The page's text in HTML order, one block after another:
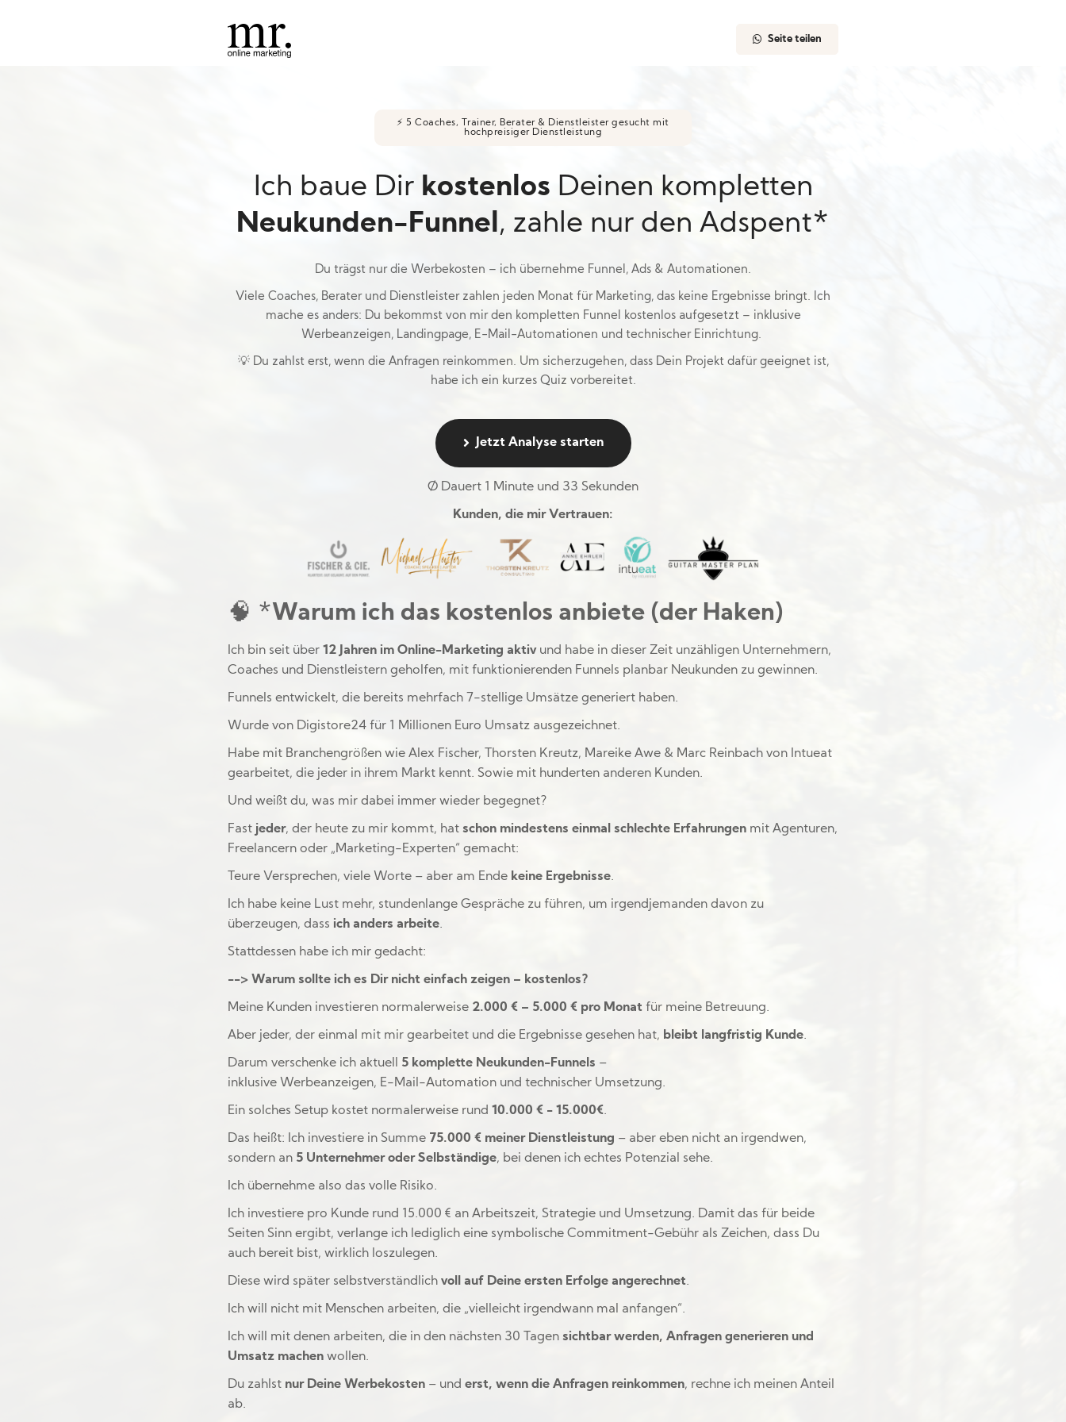
Seite teilen
⚡ 5 Coaches, Trainer, Berater & Dienstleister gesucht mit
hochpreisiger Dienstleistung
Ich baue Dir kostenlos Deinen kompletten
Neukunden-Funnel, zahle nur den Adspent*
Du trägst nur die Werbekosten – ich übernehme Funnel, Ads & Automationen.
Viele Coaches, Berater und Dienstleister zahlen jeden Monat für Marketing, das keine Ergebnisse bringt. Ich
mache es anders: Du bekommst von mir den kompletten Funnel kostenlos aufgesetzt – inklusive
Werbeanzeigen, Landingpage, E-Mail-Automationen und technischer Einrichtung.
💡 Du zahlst erst, wenn die Anfragen reinkommen. Um sicherzugehen, dass Dein Projekt dafür geeignet ist,
habe ich ein kurzes Quiz vorbereitet.
Jetzt Analyse starten
Ø Dauert 1 Minute und 33 Sekunden
Kunden, die mir Vertrauen:
🧠 *Warum ich das kostenlos anbiete (der Haken)
Ich bin seit über 12 Jahren im Online-Marketing aktivund habe in dieser Zeit unzähligen Unternehmern,
Coaches und Dienstleistern geholfen, mit funktionierenden Funnels planbar Neukunden zu gewinnen.
Funnels entwickelt, die bereits mehrfach 7-stellige Umsätze generiert haben.
Wurde von Digistore24 für 1 Millionen Euro Umsatz ausgezeichnet.
Habe mit Branchengrößen wie Alex Fischer, Thorsten Kreutz, Mareike Awe & Marc Reinbach von Intueat
gearbeitet, die jeder in ihrem Markt kennt. Sowie mit hunderten anderen Kunden.
Und weißt du, was mir dabei immer wieder begegnet?
Fast jeder, der heute zu mir kommt, hat schon mindestens einmal schlechte Erfahrungen mit Agenturen,
Freelancern oder „Marketing-Experten“ gemacht:
Teure Versprechen, viele Worte – aber am Ende keine Ergebnisse.
Ich habe keine Lust mehr, stundenlange Gespräche zu führen, um irgendjemanden davon zu
überzeugen, dass ich anders arbeite.
Stattdessen habe ich mir gedacht:
--> Warum sollte ich es Dir nicht einfach zeigen – kostenlos?
Meine Kunden investieren normalerweise 2.000 € – 5.000 € pro Monat für meine Betreuung.
Aber jeder, der einmal mit mir gearbeitet und die Ergebnisse gesehen hat, bleibt langfristig Kunde.
Darum verschenke ich aktuell 5 komplette Neukunden-Funnels –
inklusive Werbeanzeigen, E-Mail-Automation und technischer Umsetzung.
Ein solches Setup kostet normalerweise rund 10.000 € - 15.000€.
Das heißt: Ich investiere in Summe 75.000 € meiner Dienstleistung – aber eben nicht an irgendwen,
sondern an 5 Unternehmer oder Selbständige, bei denen ich echtes Potenzial sehe.
Ich übernehme also das volle Risiko.
Ich investiere pro Kunde rund 15.000 € an Arbeitszeit, Strategie und Umsetzung. Damit das für beide
Seiten Sinn ergibt, verlange ich lediglich eine symbolische Commitment-Gebühr als Zeichen, dass Du
auch bereit bist, wirklich loszulegen.
Diese wird später selbstverständlich voll auf Deine ersten Erfolge angerechnet.
Ich will nicht mit Menschen arbeiten, die „vielleicht irgendwann mal anfangen“.
Ich will mit denen arbeiten, die in den nächsten 30 Tagen sichtbar werden, Anfragen generieren und
Umsatz machen wollen.
Du zahlst nur Deine Werbekosten – und erst, wenn die Anfragen reinkommen, rechne ich meinen Anteil
ab.